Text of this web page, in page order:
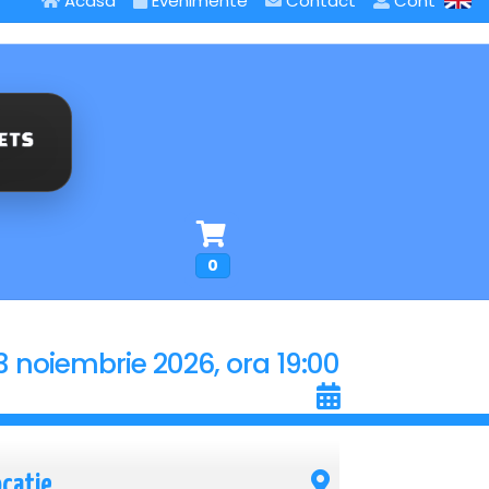
0
noiembrie 2026, ora 19:00